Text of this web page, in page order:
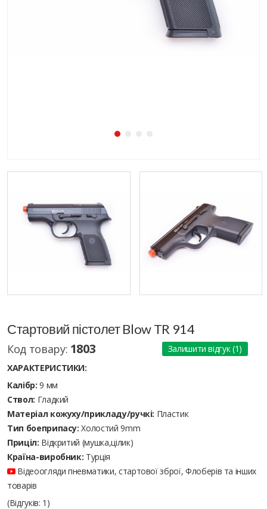
Стартовий пістолет Blow TR 914
Код товару: 1803
Залишити відгук (1)
ХАРАКТЕРИСТИКИ:
Калібр: 9 мм
Ствол: Гладкий
Матеріал кожуху/прикладу/ручкі: Пластик
Тип боеприпасу: Холостий 9mm
Приціл: Відкритий (мушка,цілик)
Країна-виробник: Турція
Відеоогляди пневматики, стартової зброї, Флоберів та інших
товарів
(Відгуків: 1)